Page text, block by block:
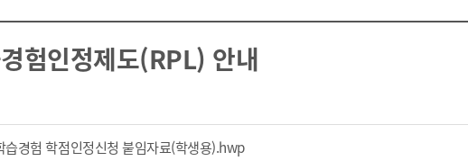
험인정제도(RPL) 안내
습경험 학점인정신청 붙임자료(학생용).hwp파일 다운로드